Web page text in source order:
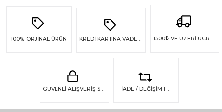
100% ORJİNAL ÜRÜN 1500₺ VE ÜZERİ ÜCRETSİZ KARGO
GÜVENLİ ALIŞVERİŞ SSL GÜVENLİĞİ İADE / DEĞİŞİM FIRSATI